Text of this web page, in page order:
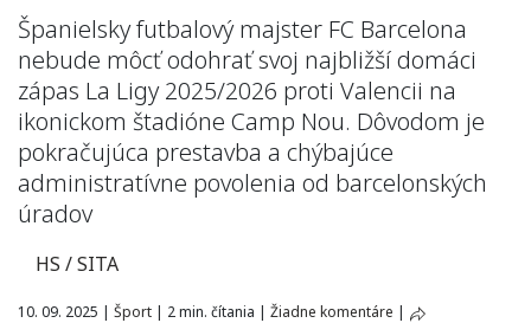
Španielsky futbalový majster FC Barcelona
nebude môcť odohrať svoj najbližší domáci
zápas La Ligy 2025/2026 proti Valencii na
ikonickom štadióne Camp Nou. Dôvodom je
pokračujúca prestavba a chýbajúce
administratívne povolenia od barcelonských
úradov
HS / SITA
10. 09. 2025 | Šport | 2 min. čítania | Žiadne komentáre |